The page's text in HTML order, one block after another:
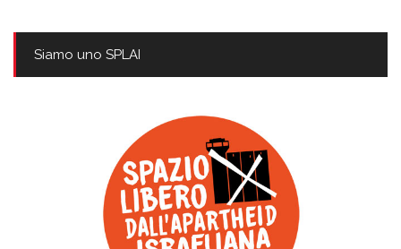
Siamo uno SPLAI